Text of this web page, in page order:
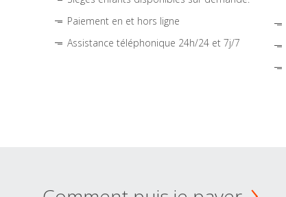
Paiement en et hors ligne
Assistance téléphonique 24h/24 et 7j/7